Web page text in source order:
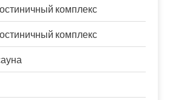
комплекс
комплекс